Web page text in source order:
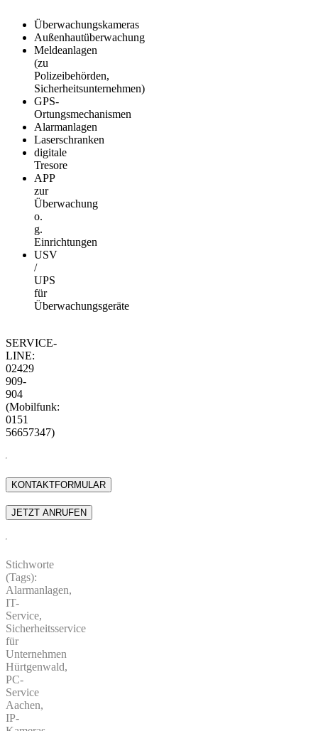
Überwachungskameras
Außenhautüberwachung
Meldeanlagen
(zu
Polizeibehörden,
Sicherheitsunternehmen)
GPS-
Ortungsmechanismen
Alarmanlagen
Laserschranken
digitale
Tresore
APP
zur
Überwachung
o.
g.
Einrichtungen
USV
/
UPS
für
Überwachungsgeräte
SERVICE-
LINE:
02429
909-
904
(Mobilfunk:
0151
56657347)
Stichworte
(Tags):
Alarmanlagen,
IT-
Service,
Sicherheitsservice
für
Unternehmen
Hürtgenwald,
PC-
Service
Aachen,
IP-